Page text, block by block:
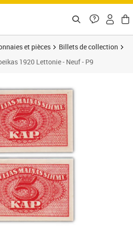
et pièces
Billets de collection
1920 Lettonie - Neuf - P9